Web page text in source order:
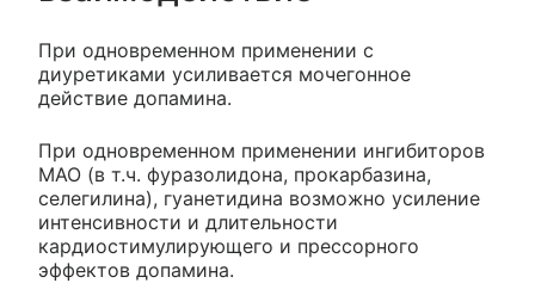
При одновременном применении с
диуретиками усиливается мочегонное
действие допамина.
При одновременном применении ингибиторов
МАО (в т.ч. фуразолидона, прокарбазина,
селегилина), гуанетидина возможно усиление
интенсивности и длительности
кардиостимулирующего и прессорного
эффектов допамина.